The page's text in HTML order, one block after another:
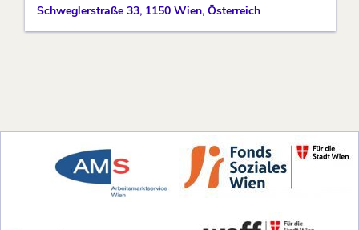
Schweglerstraße 33, 1150 Wien, Österreich